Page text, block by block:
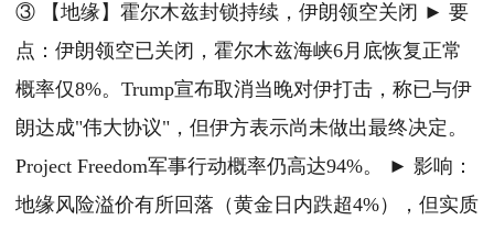
③ 【地缘】霍尔木兹封锁持续，伊朗领空关闭 ► 要
点：伊朗领空已关闭，霍尔木兹海峡6月底恢复正常
概率仅8%。Trump宣布取消当晚对伊打击，称已与伊
朗达成"伟大协议"，但伊方表示尚未做出最终决定。
Project Freedom军事行动概率仍高达94%。 ► 影响：
地缘风险溢价有所回落（黄金日内跌超4%），但实质